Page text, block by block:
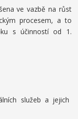
ve vazbě na růst
procesem, a to
s účinností od 1.
služeb a jejich